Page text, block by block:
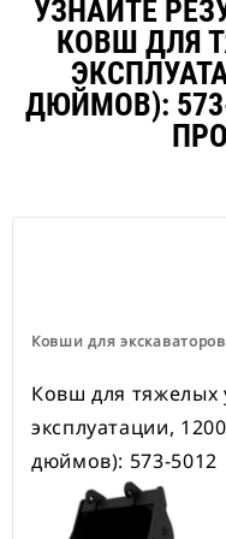
УЗНАЙТЕ
КОВШ ДЛЯ
ДЮЙМОВ):
Ковши для экскаваторов
Ковш для тяжелых
эксплуатации,
дюймов): 573-5012